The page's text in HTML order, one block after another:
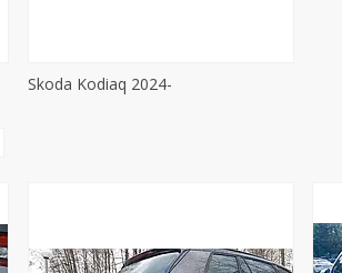
Skoda Kodiaq 2024-